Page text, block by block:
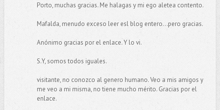
Porto, muchas gracias. Me halagas y mi ego aletea contento.
Mafalda, menudo exceso leer esl blog entero...pero gracias.
Anónimo gracias por el enlace. Y lo vi.
S.Y, somos todos iguales.
visitante, no conozco al genero humano. Veo a mis amigos y
me veo a mi misma, no tiene mucho mérito. Gracias por el
enlace.